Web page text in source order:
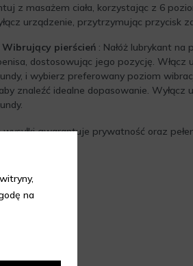
z masażem ciała, korzystając z 6
urządzenie, przytrzymując przycisk
Wibrujący pierścień: Nałóż lubrykant na
dostosowując jego pozycję. Włącz
i wybierz preferowany poziom
znaleźć idealne dopasowanie.
gwarantuje prywatność oraz
na